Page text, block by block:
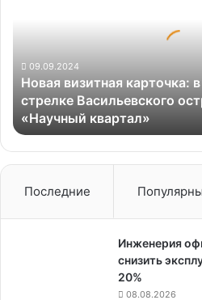
стрелке
Васильевского
острова
появится
«Научный
квартал»
09.09.2024
Новая визитная карточка:
стрелке Васильевского
«Научный квартал»
Последние
Инженерия
снизить
20%
08.08.2026